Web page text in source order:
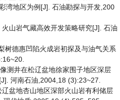
地区为例[J]. 石油勘探与开发,200
山岩气藏高效开发策略研究[J]. 石油
树德惠凹陷火成岩初探及与油气关系
测井在松辽盆地徐家围子地区深层
河南石油,2004,18 (3):23~27.
盆地杏山地区深部火山岩有利储层